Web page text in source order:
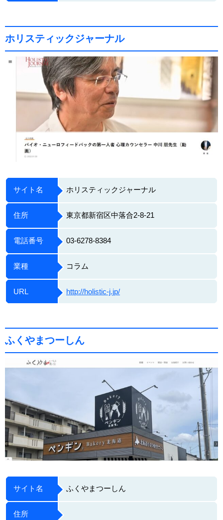
ホリスティックジャーナル
サイト名 ホリスティックジャーナル
住所 東京都新宿区中落合2-8-21
電話番号 03-6278-8384
業種 コラム
URL http://holistic-j.jp/
ふくやまつーしん
サイト名 ふくやまつーしん
住所